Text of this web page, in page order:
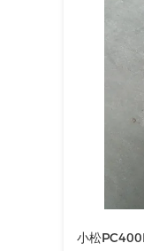
小松